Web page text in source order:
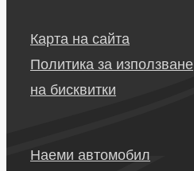
Карта на сайта
Политика за използване
на бисквитки
Наеми автомобил